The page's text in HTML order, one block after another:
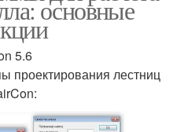
основные
5.6
проектирования лестниц